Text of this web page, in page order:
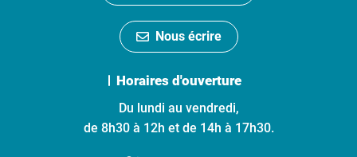
Nous écrire
Horaires d'ouverture
Du lundi au vendredi,
de 8h30 à 12h et de 14h à 17h30.